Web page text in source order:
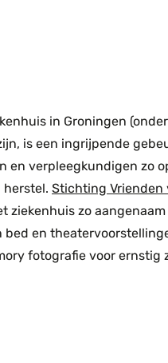
in Groningen
is een ingrijpende
en verpleegkundigen zo
herstel. Stichting Vrienden
zo
bed en
fotografie voor ernstig